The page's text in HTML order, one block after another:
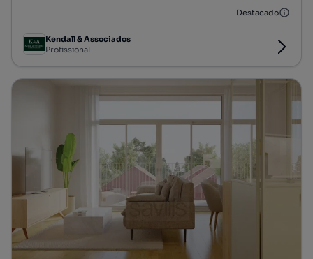
Destacado
Kendall & Associados
Profissional